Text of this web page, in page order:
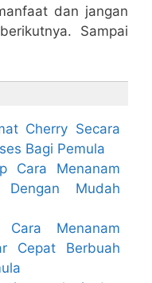
dan jangan
Sampai
Cherry Secara
Bagi Pemula
Cara Menanam
Mudah
Cara Menanam
Cepat Berbuah